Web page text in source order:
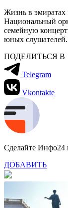
Жизнь в эмиратах
Национальный
семейную
юных слушателей.
ПОДЕЛИТЬСЯ В
Telegram
Vkontakte
Сделайте Инфо24
ДОБАВИТЬ